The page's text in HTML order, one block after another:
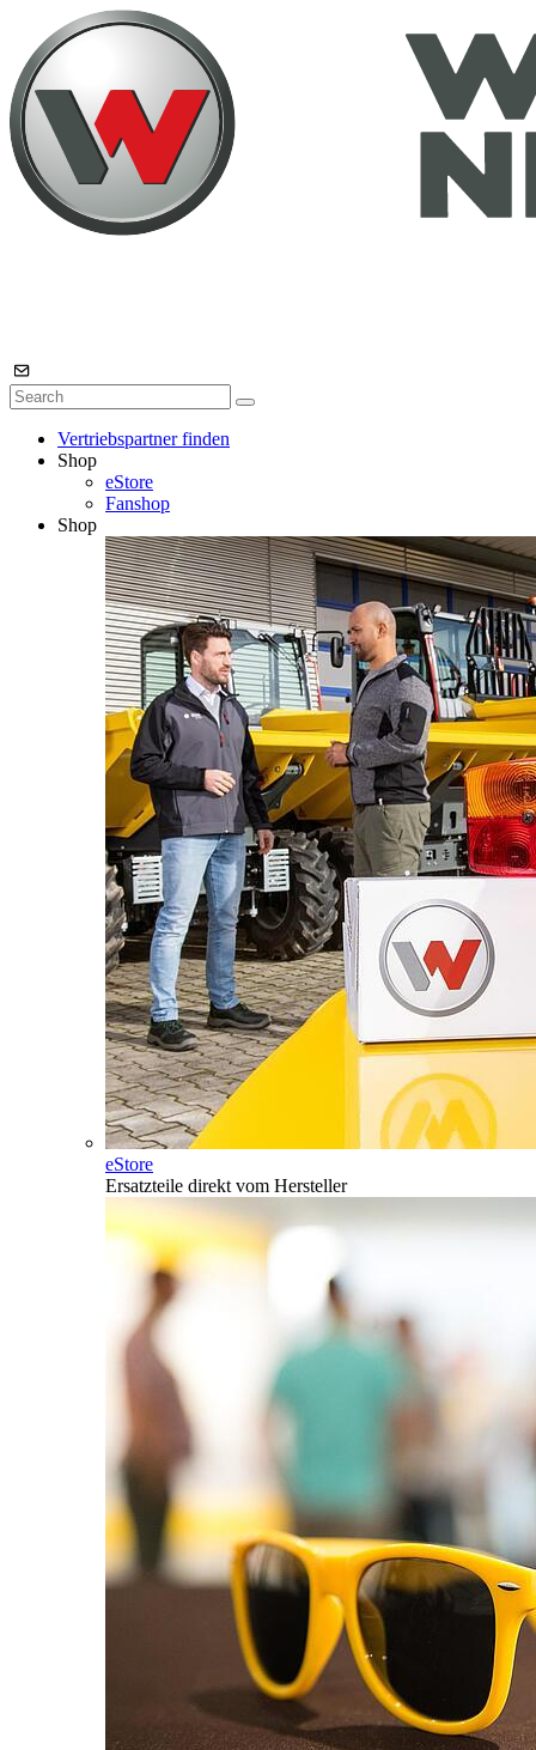
Vertriebspartner finden
Shop
eStore
Fanshop
Shop
eStore
Ersatzteile direkt vom Hersteller